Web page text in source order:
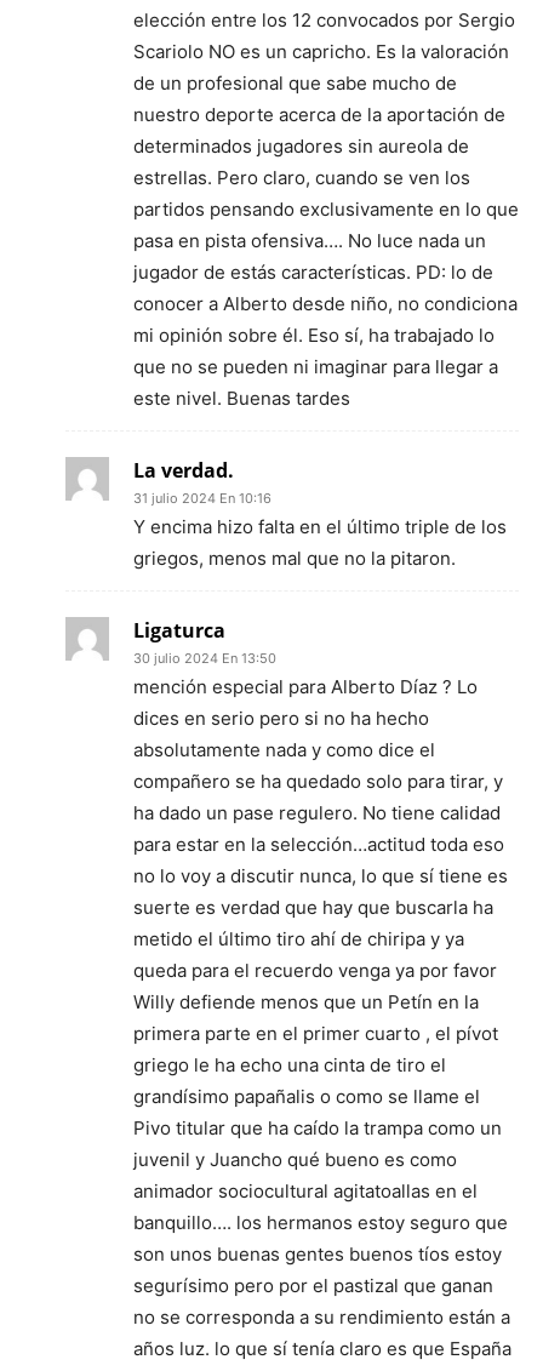
elección entre los 12 convocados por Sergio
Scariolo NO es un capricho. Es la valoración
de un profesional que sabe mucho de
nuestro deporte acerca de la aportación de
determinados jugadores sin aureola de
estrellas. Pero claro, cuando se ven los
partidos pensando exclusivamente en lo que
pasa en pista ofensiva…. No luce nada un
jugador de estás características. PD: lo de
conocer a Alberto desde niño, no condiciona
mi opinión sobre él. Eso sí, ha trabajado lo
que no se pueden ni imaginar para llegar a
este nivel. Buenas tardes
La verdad.
31 julio 2024 En 10:16
Y encima hizo falta en el último triple de los
griegos, menos mal que no la pitaron.
Ligaturca
30 julio 2024 En 13:50
mención especial para Alberto Díaz ? Lo
dices en serio pero si no ha hecho
absolutamente nada y como dice el
compañero se ha quedado solo para tirar, y
ha dado un pase regulero. No tiene calidad
para estar en la selección…actitud toda eso
no lo voy a discutir nunca, lo que sí tiene es
suerte es verdad que hay que buscarla ha
metido el último tiro ahí de chiripa y ya
queda para el recuerdo venga ya por favor
Willy defiende menos que un Petín en la
primera parte en el primer cuarto , el pívot
griego le ha echo una cinta de tiro el
grandísimo papañalis o como se llame el
Pivo titular que ha caído la trampa como un
juvenil y Juancho qué bueno es como
animador sociocultural agitatoallas en el
banquillo…. los hermanos estoy seguro que
son unos buenas gentes buenos tíos estoy
segurísimo pero por el pastizal que ganan
no se corresponda a su rendimiento están a
años luz. lo que sí tenía claro es que España